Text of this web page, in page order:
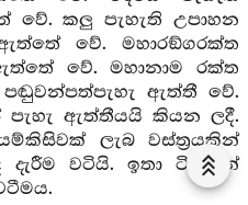
වේ. කලු පැහැති උපාහන
වේ. මහාරඞ්ගරක්ත
වේ. මහානාම රක්ත
ඇත්තී වේ.
පැහැ ඇත්තීයයි කියන ලදී.
ලැබ වස්ත්‍රයකින්
දැරීම වටියි. ඉතා ටිකකින්